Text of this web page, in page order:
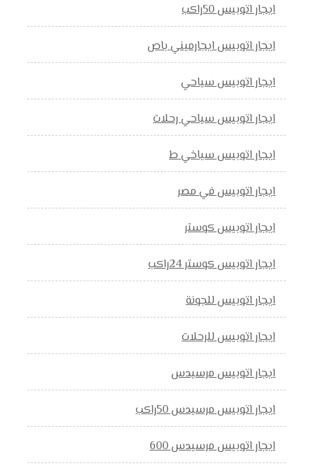
ايجار اتوبيس 50راكب
ايجار اتوبيس ايجارميني باص
ايجار اتوبيس سياحي
ايجار اتوبيس سياحي رحلات
ايجار اتوبيس سياخي ط
ايجار اتوبيس في مصر
ايجار اتوبيس كوستر
ايجار اتوبيس كوستر 24راكب
ايجار اتوبيس للجونة
ايجار اتوبيس للرحلات
ايجار اتوبيس مرسيدس
ايجار اتوبيس مرسيدس 50راكب
ايجار اتوبيس مرسيدس 600